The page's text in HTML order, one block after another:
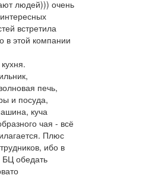
людей))) очень
встретила
в этой компании
печь,
и посуда,
куча
чая - всё
Плюс
ибо в
обедать